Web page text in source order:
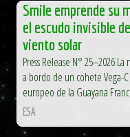
Smile emprende su
el escudo invisible
viento solar
Press Release N° 25–2026
a bordo de un cohete Vega-
europeo de la Guayana
ESA